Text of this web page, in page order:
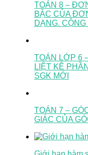
TOÁN 8 –
BẬC CỦA
DẠNG.
TOÁN LỚP 6
LIỆT KÊ
SGK MỚI
TOÁN 7 –
GIÁC CỦA